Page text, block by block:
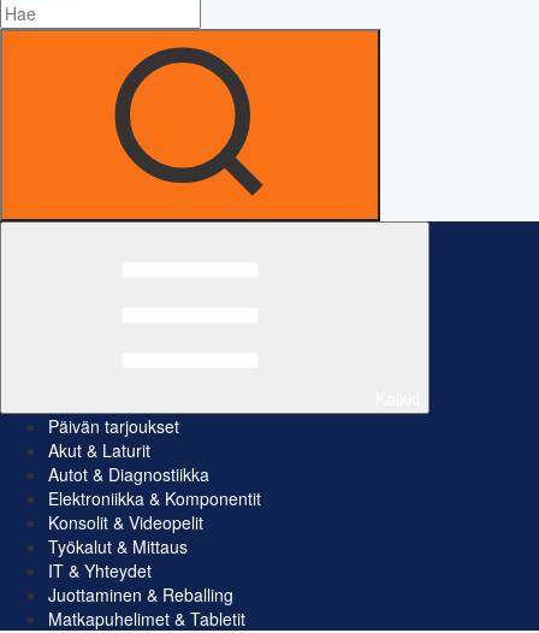
Päivän tarjoukset
Akut & Laturit
Autot & Diagnostiikka
Elektroniikka & Komponentit
Konsolit & Videopelit
Työkalut & Mittaus
IT & Yhteydet
Juottaminen & Reballing
Matkapuhelimet & Tabletit